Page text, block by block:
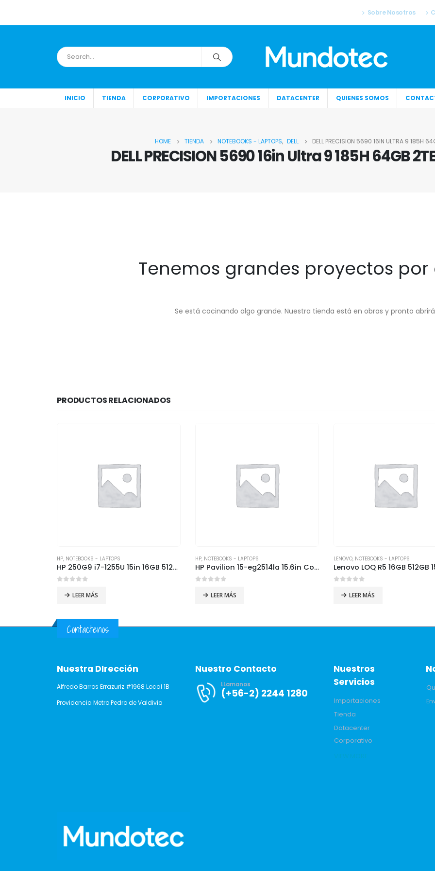
Sobre Nosotros
INICIO TIENDA CORPORATIVO IMPORTACIONES DATACENTER QUIENES SOMOS
HOME TIENDA NOTEBOOKS - LAPTOPS, DELL DELL PRECISION 5690 16IN ULTRA 9 185H
DELL PRECISION 5690 16in Ultra 9 185H 64GB
Tenemos grandes proyectos
Se está cocinando algo grande. Nuestra tienda está en obras y pronto
PRODUCTOS RELACIONADOS
HP, NOTEBOOKS - LAPTOPS
HP 250G9 i7-1255U 15in 16GB 512GB SSD FreeDos
LEER MÁS
HP, NOTEBOOKS - LAPTOPS
HP Pavilion 15-eg2514la 15.6in Core i5-1235U 8GB 512GB SSD
LEER MÁS
LENOVO, NOTEBOOKS - LAPTOPS
LEER MÁS
Contactenos
Nuestra DIrección
Alfredo Barros Errazuriz #1968 Local 1B
Providencia Metro Pedro de Valdivia
Nuestro Contacto
LLamanos
(+56-2) 2244 1280
Nuestros
Servicios
Importaciones
Tienda
Datacenter
Corporativo